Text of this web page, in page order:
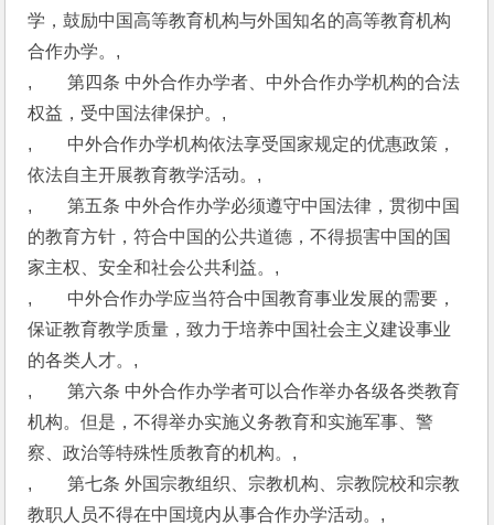
学，鼓励中国高等教育机构与外国知名的高等教育机构
合作办学。,
,　　第四条 中外合作办学者、中外合作办学机构的合法
权益，受中国法律保护。,
,　　中外合作办学机构依法享受国家规定的优惠政策，
依法自主开展教育教学活动。,
,　　第五条 中外合作办学必须遵守中国法律，贯彻中国
的教育方针，符合中国的公共道德，不得损害中国的国
家主权、安全和社会公共利益。,
,　　中外合作办学应当符合中国教育事业发展的需要，
保证教育教学质量，致力于培养中国社会主义建设事业
的各类人才。,
,　　第六条 中外合作办学者可以合作举办各级各类教育
机构。但是，不得举办实施义务教育和实施军事、警
察、政治等特殊性质教育的机构。,
,　　第七条 外国宗教组织、宗教机构、宗教院校和宗教
教职人员不得在中国境内从事合作办学活动。,